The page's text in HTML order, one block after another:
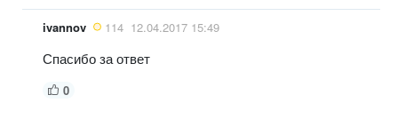
ivannov 114 12.04.2017 15:49
Спасибо за ответ
0